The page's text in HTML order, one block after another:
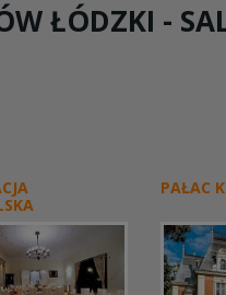
ŁÓDZKI -
PAŁAC